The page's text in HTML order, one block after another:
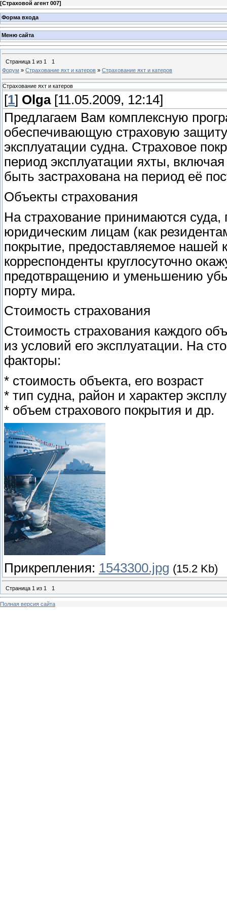
[Страховой агент 007]
Форма входа
Меню сайта
Страница 1 из 1
1
Форум » Страхование яхт и катеров » Страхование яхт и катеров
Страхование яхт и катеров
[1] Olga[11.05.2009, 12:14]
Предлагаем Вам комплексную
обеспечивающую страховую
эксплуатации судна. Страховое
период эксплуатации яхты,
быть застрахована на период её
Объекты страхования
На страхование принимаются
юридическим лицам (как
покрытие, предоставляемое нашей
корреспонденты круглосуточно
предотвращению и уменьшению
порту мира.
Стоимость страхования
Стоимость страхования каждого
из условий его эксплуатации. На
факторы:
* стоимость объекта, его возраст
* тип судна, район и характер
* объем страхового покрытия и др.
Прикрепления: 1543300.jpg (15.2 Kb)
Страница 1 из 1 1
Полная версия сайта